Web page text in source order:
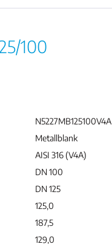
100
N5227MB125100V4A
Metallblank
AISI 316 (V4A)
DN 100
DN 125
125,0
187,5
129,0